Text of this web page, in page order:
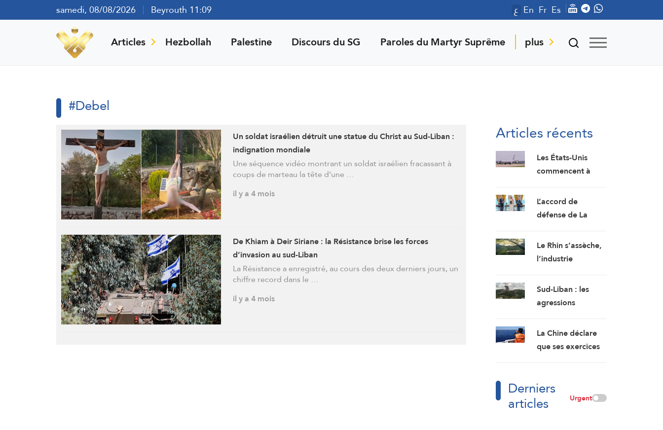
samedi, 08/08/2026 Beyrouth 11:09 ع En Fr Es
Articles Hezbollah Palestine Discours du SG Paroles du Martyr Suprême plus
#Debel
Un soldat israélien détruit une statue du Christ au Sud-Liban :
indignation mondiale
Une séquence vidéo montrant un soldat israélien fracassant à
coups de marteau la tête d’une …
il y a 4 mois
De Khiam à Deir Siriane : la Résistance brise les forces
d’invasion au sud-Liban
La Résistance a enregistré, au cours des deux derniers jours, un
chiffre record dans le …
il y a 4 mois
Articles récents
Les États-Unis
commencent à
avions ravitailleurs
de l’aéroport de
L’accord de
défense de La
saoudite se
prépare à un Golfe
Le Rhin s’assèche,
l’industrie
quête de solutions
Sud-Liban : les
agressions
poursuivent.
Progression à
Kfarchouba
La Chine déclare
que ses exercices
méridionale
répondent aux
Derniers
articles Urgent